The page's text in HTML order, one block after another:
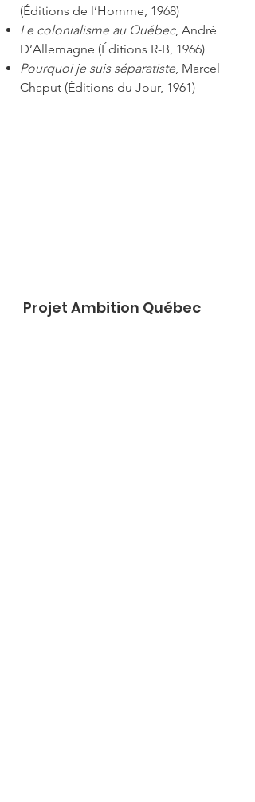
(Éditions de l’Homme, 1968)
Le colonialisme au Québec, André
D’Allemagne (Éditions R-B, 1966)
Pourquoi je suis séparatiste, Marcel
Chaput (Éditions du Jour, 1961)
Projet Ambition Québec